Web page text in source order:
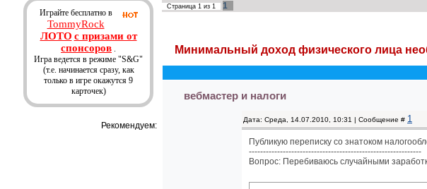
Играйте бесплатно в
TommyRock
ЛОТО с призами от
спонсоров .
Игра ведется в режиме "S&G"
(т.е. начинается сразу, как
только в игре окажутся 9
карточек)
Рекомендуем:
Страница 1 из 1 1
Минимальный доход физического лица
вебмастер и налоги
Дата: Среда, 14.07.2010, 10:31 | Сообщение # 1
Публикую переписку со знатоком
-------------------------------------------------------------
Вопрос: Перебиваюсь случайными